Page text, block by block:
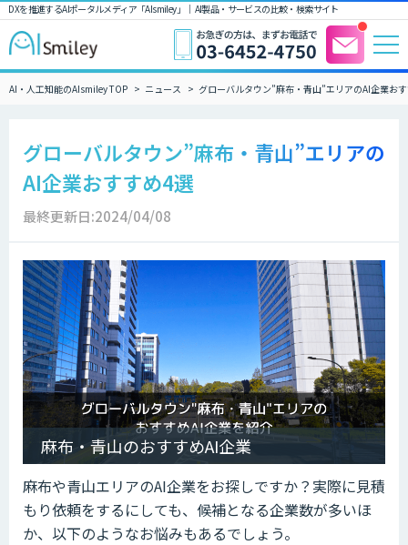
DXを推進するAIポータルメディア「AIsmiley」｜ AI製品・サービスの比較・検索サイト
AI・人工知能のAIsmiley TOP ニュース グローバルタウン”麻布・青山”エリアのAI企業お
グローバルタウン”麻布・青山”エリアの
AI企業おすすめ4選
最終更新日:2024/04/08
麻布・青山のおすすめAI企業
麻布や青山エリアのAI企業をお探しですか？実際に見積
もり依頼をするにしても、候補となる企業数が多いほ
か、以下のようなお悩みもあるでしょう。